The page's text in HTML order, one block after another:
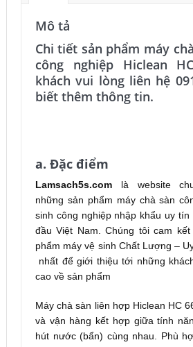
Mô tả
Chi tiết sản phẩm máy
công nghiệp Hiclean
khách vui lòng liên hệ
biết thêm thông tin.
a. Đặc điểm
Lamsach5s.comlà website
những sản phẩm máy chà sàn
sinh công nghiệp nhập khẩu uy
đầu Việt Nam. Chúng tôi cam
phẩm máy vệ sinh Chất Lượng –
nhất để giới thiệu tới những
cao về sản phẩm
Máy chà sàn liên hợp Hiclean HC
và vận hàng kết hợp giữa tính
hút nước (bẩn) cùng nhau. Phù